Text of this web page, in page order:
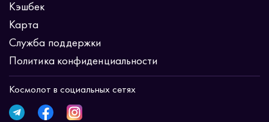
Кэшбек
Карта
Служба поддержки
Политика конфиденциальности
Космолот в социальных сетях